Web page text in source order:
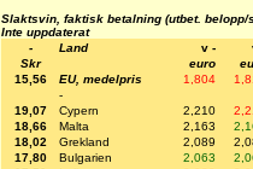
Slaktsvin, faktisk betalning (utbet. belopp/
Inte uppdaterat
-
Land v -
Skr
euro
15,56
EU, medelpris 1,804
-
19,07
Cypern 2,210
18,66
Malta 2,163
18,02
Grekland 2,089
17,80
Bulgarien 2,063